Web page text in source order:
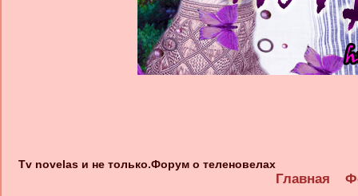
Tv novelas и не только.Форум о теленовелах
Главная